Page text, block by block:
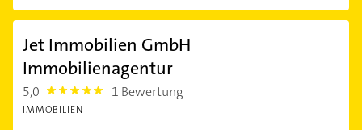
Jet Immobilien GmbH
Immobilienagentur
5,0 5.0 1 Bewertung
IMMOBILIEN